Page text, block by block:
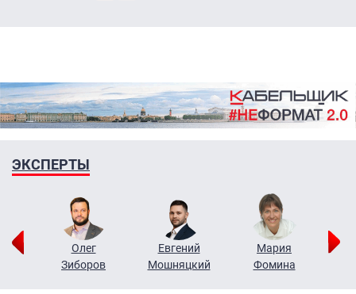
ЭКСПЕРТЫ
Олег
Зиборов
Евгений
Мошняцкий
Мария
Фомина